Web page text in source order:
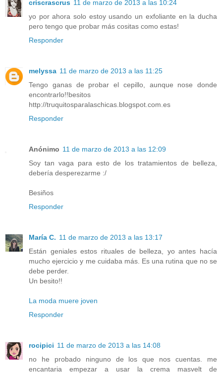
criscrascrus 11 de marzo de 2013 a las 10:24
yo por ahora solo estoy usando un exfoliante en la ducha
pero tengo que probar más cositas como estas!
Responder
melyssa 11 de marzo de 2013 a las 11:25
Tengo ganas de probar el cepillo, aunque nose donde
encontrarlo!!besitos
http://truquitosparalaschicas.blogspot.com.es
Responder
Anónimo 11 de marzo de 2013 a las 12:09
Soy tan vaga para esto de los tratamientos de belleza,
debería desperezarme :/
Besiños
Responder
María C. 11 de marzo de 2013 a las 13:17
Están geniales estos rituales de belleza, yo antes hacía
mucho ejercicio y me cuidaba más. Es una rutina que no se
debe perder.
Un besito!!
La moda muere joven
Responder
rocipici 11 de marzo de 2013 a las 14:08
no he probado ninguno de los que nos cuentas. me
encantaria empezar a usar la crema masvelt de